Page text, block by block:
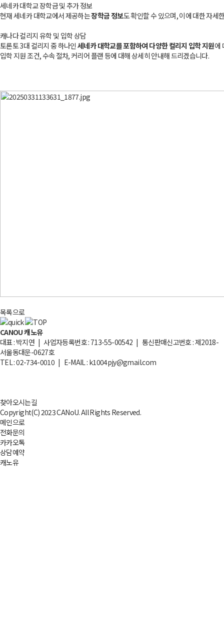
세네카 대학교 장학금 및 추가 정보
현재 세네카 대학교에서 제공하는장학금 정보도 확인할 수 있으며, 이에 대한 자세
캐나다 컬리지 유학 및 입학 상담
토론토 3대 컬리지 중 하나인세네카 대학교를 포함하여 다양한 컬리지 입학 지원에
입학 지원 조건, 수속 절차, 커리어 플랜 등에 대해 상세히 안내해 드리겠습니다.​
목록으로
CANOU 캐노유
대표 : 박지연 | 사업자등록번호 : 713-55-00542 | 통신판매신고번호 : 제2018-
서울동대문-0627호
TEL : 02-734-0010 | E-MAIL : k1004pjy@gmail.com
찾아오시는길
Copyright(C) 2023 CANoU. All Rights Reserved.
메인으로
전화문의
카카오톡
상담예약
캐노유